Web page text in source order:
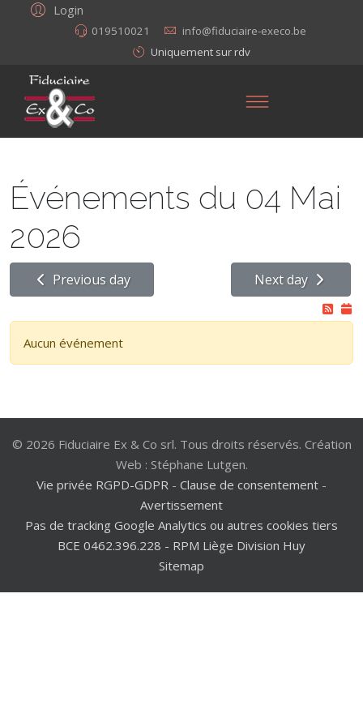
Login
019510021
info@fiduciaire-execo.be
Uniquement sur rdv
Événements du 04 Mai
2026
Previous day Next day
Aucun événement
© 2026 Fiduciaire Ex & Co srl. Tous droits réservés. Création
Web : Stéphane Lutgen.
Vie privée RGPD-GDPR - Clause de consentement -
Avertissement
Pas de tracking Google Analytics ou autres cookies tiers
BCE 0462.396.228 - RPM Liège Division Huy
Sitemap